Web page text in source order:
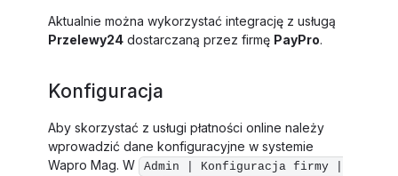
Aktualnie można wykorzystać integrację z usługą
Przelewy24 dostarczaną przez firmę PayPro.
Konfiguracja
Aby skorzystać z usługi płatności online należy
wprowadzić dane konfiguracyjne w systemie
Wapro Mag. W
Admin | Konfiguracja firmy |